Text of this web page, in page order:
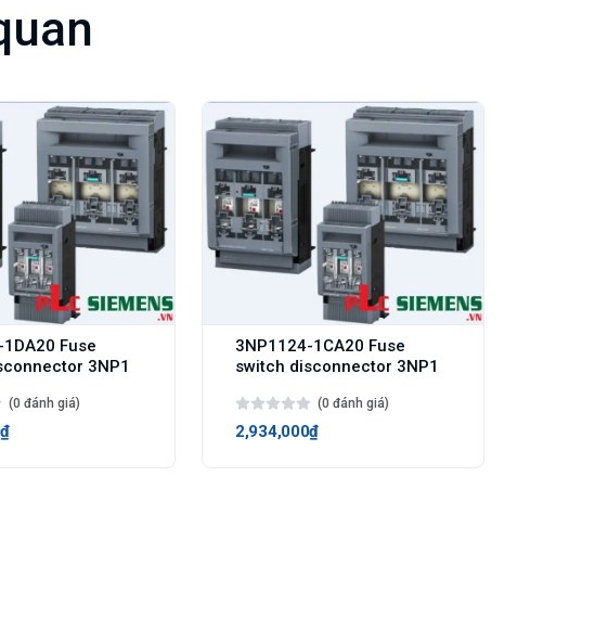
Fuse
3NP1
(0 đánh giá)
3NP1124-1CA20 Fuse
switch disconnector 3NP1
(0 đánh giá)
2,934,000₫